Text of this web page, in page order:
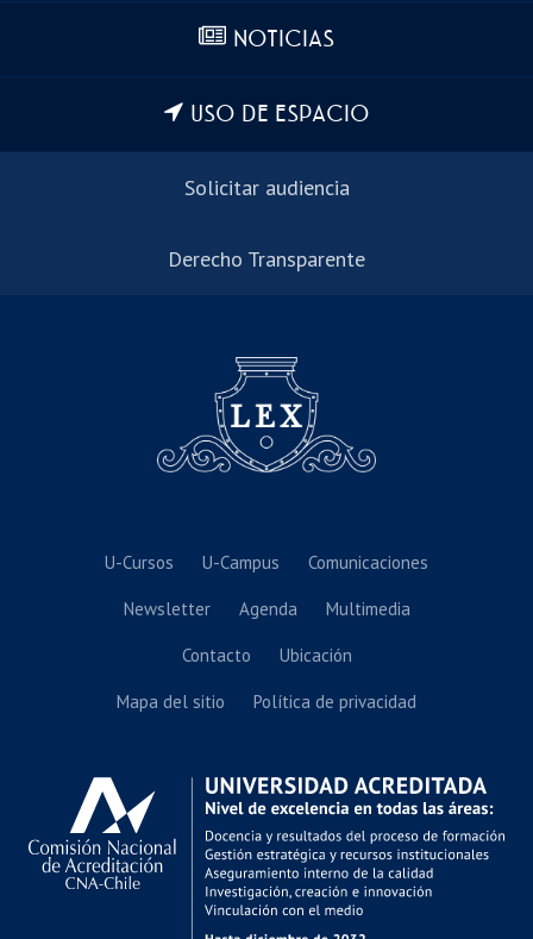
NOTICIAS
USO DE ESPACIO
Solicitar audiencia
Derecho Transparente
U-Cursos U-Campus Comunicaciones
Newsletter Agenda Multimedia
Contacto Ubicación
Mapa del sitio Política de privacidad